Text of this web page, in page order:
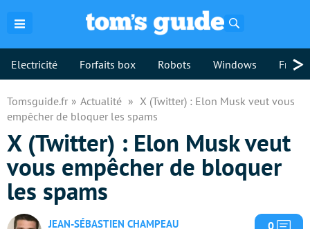
Electricité Forfaits box Robots Windows >
Tomsguide.fr Actualité
X (Twitter) : Elon Musk veut vous
empêcher de bloquer les spams
X (Twitter) : Elon Musk veut
vous empêcher de bloquer
les spams
JEAN-SÉBASTIEN CHAMPEAU
0